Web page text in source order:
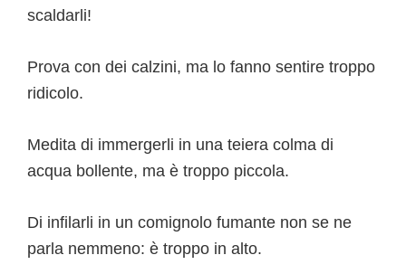
scaldarli!
Prova con dei calzini, ma lo fanno sentire troppo
ridicolo.
Medita di immergerli in una teiera colma di
acqua bollente, ma è troppo piccola.
Di infilarli in un comignolo fumante non se ne
parla nemmeno: è troppo in alto.